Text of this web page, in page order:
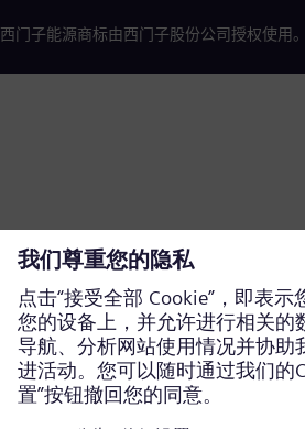
西门子能源商标由西门子股份公司授权使用